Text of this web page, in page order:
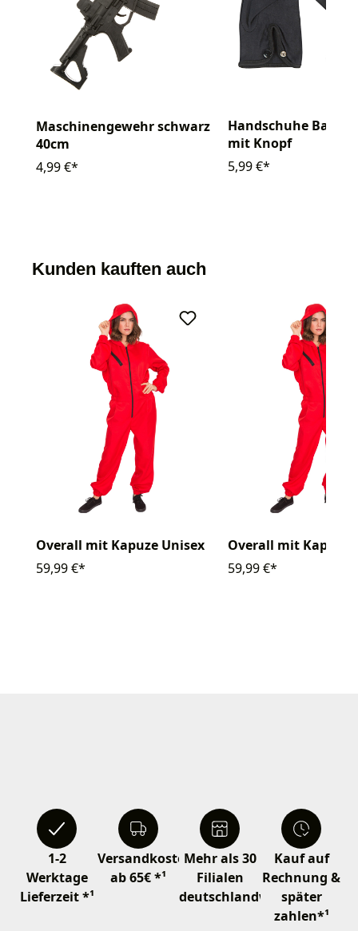
Maschinengewehr schwarz
40cm
4,99 €*
Handschuhe
mit Knopf
5,99 €*
Kunden kauften auch
Overall mit Kapuze Unisex
59,99 €*
Overall mit Kapuze
59,99 €*
1-2
Werktage
Lieferzeit *¹
Versandkostenfrei
ab 65€ *¹
Mehr als 30
Filialen
deutschlandweit
Kauf auf
Rechnung &
später
zahlen*¹